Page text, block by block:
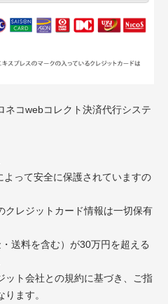
ネコwebコレクト決済代行システ
よって安全に保護されていますの
クレジットカード情報は一切保有
送料を含む）が30万円を超える
ト会社との規約に基づき、ご指
ます。